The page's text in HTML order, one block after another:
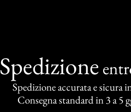
Spedizione
Spedizione accurata e sicura
Consegna standard in 3 a 5